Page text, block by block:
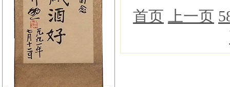
首页 上一页